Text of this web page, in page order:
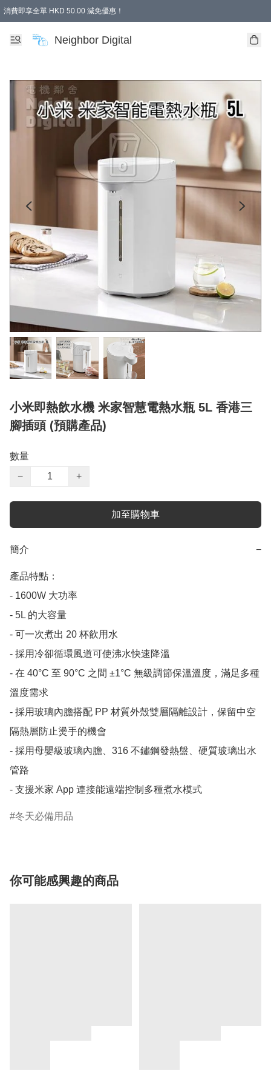
消費即享全單 HKD 50.00 減免優惠！
Neighbor Digital
小米即熱飲水機 米家智慧電熱水瓶 5L 香港三
腳插頭 (預購產品)
數量
−
+
加至購物車
簡介 −
產品特點：
- 1600W 大功率
- 5L 的大容量
- 可一次煮出 20 杯飲用水
- 採用冷卻循環風道可使沸水快速降溫
- 在 40°C 至 90°C 之間 ±1°C 無級調節保溫溫度，滿足多種
溫度需求
- 採用玻璃內膽搭配 PP 材質外殼雙層隔離設計，保留中空
隔熱層防止燙手的機會
- 採用母嬰級玻璃內膽、316 不鏽鋼發熱盤、硬質玻璃出水
管路
- 支援米家 App 連接能遠端控制多種煮水模式
冬天必備用品
你可能感興趣的商品